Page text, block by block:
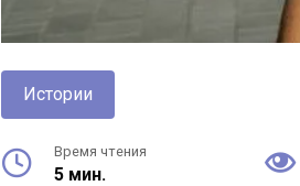
Истории
Время чтения
5 мин.